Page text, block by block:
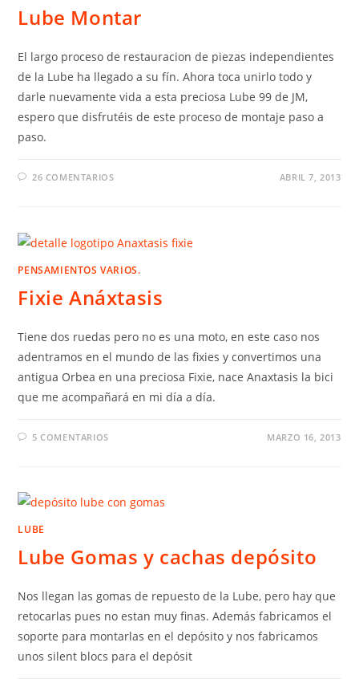
Lube Montar
El largo proceso de restauracion de piezas independientes
de la Lube ha llegado a su fín. Ahora toca unirlo todo y
darle nuevamente vida a esta preciosa Lube 99 de JM,
espero que disfrutéis de este proceso de montaje paso a
paso.
26 COMENTARIOS ABRIL 7, 2013
PENSAMIENTOS VARIOS.
Fixie Anáxtasis
Tiene dos ruedas pero no es una moto, en este caso nos
adentramos en el mundo de las fixies y convertimos una
antigua Orbea en una preciosa Fixie, nace Anaxtasis la bici
que me acompañará en mi día a día.
5 COMENTARIOS MARZO 16, 2013
LUBE
Lube Gomas y cachas depósito
Nos llegan las gomas de repuesto de la Lube, pero hay que
retocarlas pues no estan muy finas. Además fabricamos el
soporte para montarlas en el depósito y nos fabricamos
unos silent blocs para el depósit